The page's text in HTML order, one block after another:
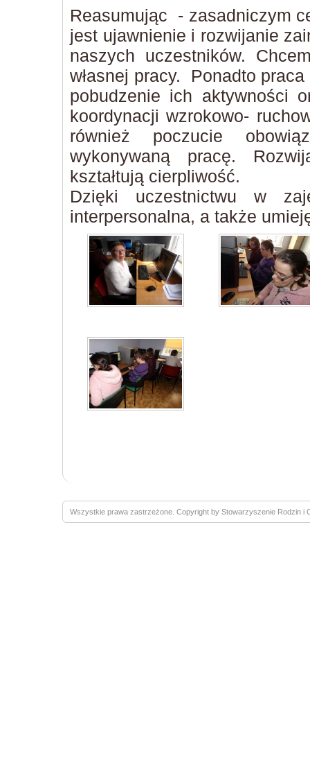
Reasumując - zasadniczym
jest ujawnienie i rozwijanie
naszych uczestników.
własnej pracy. Ponadto
pobudzenie ich aktywności
koordynacji wzrokowo-
również poczucie
wykonywaną pracę.
kształtują cierpliwość.
Dzięki uczestnictwu w
interpersonalna, a także
Wszystkie prawa zastrzeżone. Copyright by Stowarzyszenie Rodzin i